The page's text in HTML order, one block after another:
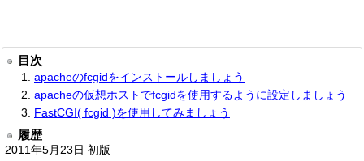
目次
apacheのfcgidをインストールしましょう
apacheの仮想ホストでfcgidを使用するように設定しましょう
FastCGI( fcgid )を使用してみましょう
履歴
2011年5月23日 初版